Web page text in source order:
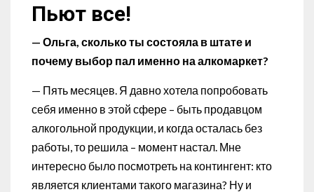
Пьют все!
— Ольга, сколько ты состояла в штате и
почему выбор пал именно на алкомаркет?
— Пять месяцев. Я давно хотела попробовать
себя именно в этой сфере – быть продавцом
алкогольной продукции, и когда осталась без
работы, то решила – момент настал. Мне
интересно было посмотреть на контингент: кто
является клиентами такого магазина? Ну и